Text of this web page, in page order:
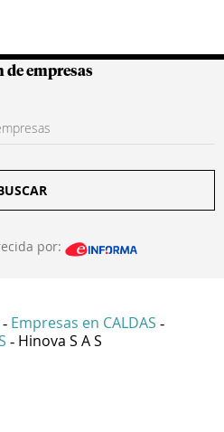
Colombianas
de empresas
por:
- Empresas en CALDAS -
- Hinova S A S